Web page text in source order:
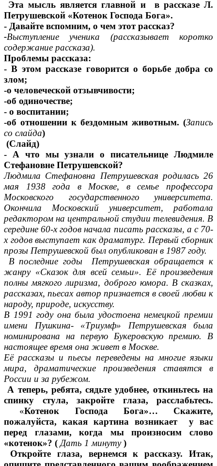
Эта мысль является главной и в рассказе Л.
Петрушевской «Котенок Господа Бога».
- Давайте вспомним, о чем этот рассказ?
-Выступление ученика (рассказывает коротко
содержание рассказа).
Проблемы рассказа:
- В этом рассказе говорится о борьбе добра со
злом;
-о человеческой отзывчивости;
-об одиночестве;
- о воспитании;
-об отношении к бездомным животным. (Запись
со слайда)
(Слайд)
- А что мы узнали о писательнице Людмиле
Стефановне Петрушевской?
Людмила Стефановна Петрушевская родилась 26
мая 1938 года в Москве, в семье профессора
Московского государственного университета.
Окончила Московский университет, работала
редактором на центральной студии телевидения. В
середине 60-х годов начала писать рассказы, а с 70-
х годов выступает как драматург. Первый сборник
прозы Петрушевской был опубликован в 1987 году.
В последние годы Петрушевская обращается к
жанру «Сказок для всей семьи». Её произведения
полны мягкого лиризма, доброго юмора. В сказках,
рассказах, пьесах автор признается в своей любви к
народу, природе, искусству.
В 1991 году она была удостоена немецкой премии
имени Пушкина- «Триумф» Петрушевская была
номинирована на первую Букеровскую премию. В
настоящее время она живет в Москве.
Её рассказы и пьесы переведены на многие языки
мира, драматические произведения ставятся в
России и за рубежом.
А теперь, ребята, сядьте удобнее, откиньтесь на
спинку стула, закройте глаза, расслабьтесь.
«Котенок Господа Бога»… Скажите,
пожалуйста, какая картина возникает у вас
перед глазами, когда мы произносим слово
«котенок»? ( Дать 1 минуту)
Откройте глаза, вернемся к рассказу. Итак,